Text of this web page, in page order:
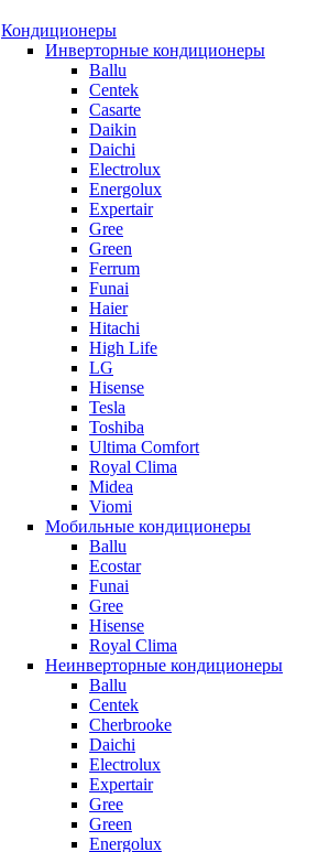
Кондиционеры
Инверторные кондиционеры
Ballu
Centek
Casarte
Daikin
Daichi
Electrolux
Energolux
Expertair
Gree
Green
Ferrum
Funai
Haier
Hitachi
High Life
LG
Hisense
Tesla
Toshiba
Ultima Comfort
Royal Clima
Midea
Viomi
Мобильные кондиционеры
Ballu
Ecostar
Funai
Gree
Hisense
Royal Clima
Неинверторные кондиционеры
Ballu
Centek
Cherbrooke
Daichi
Electrolux
Expertair
Gree
Green
Energolux